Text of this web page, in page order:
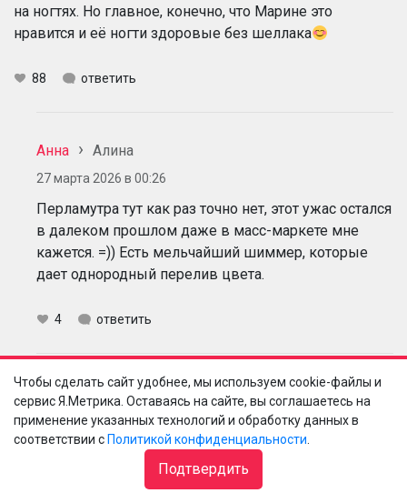
на ногтях. Но главное, конечно, что Марине это
нравится и её ногти здоровые без шеллака
88 ответить
Анна Алина
27 марта 2026 в 00:26
Перламутра тут как раз точно нет, этот ужас остался
в далеком прошлом даже в масс-маркете мне
кажется. =)) Есть мельчайший шиммер, которые
дает однородный перелив цвета.
4 ответить
Тати Анна
12 апреля 2026 в 09:00
Так шиммер - это и есть перламутр
интересно работает капитализм - даём новое
название старому и продаём как "модное, новое"
Чтобы сделать сайт удобнее, мы используем cookie-файлы и
сервис Я.Метрика. Оставаясь на сайте, вы соглашаетесь на
применение указанных технологий и обработку данных в
соответствии с Политикой конфиденциальности
Подтвердить